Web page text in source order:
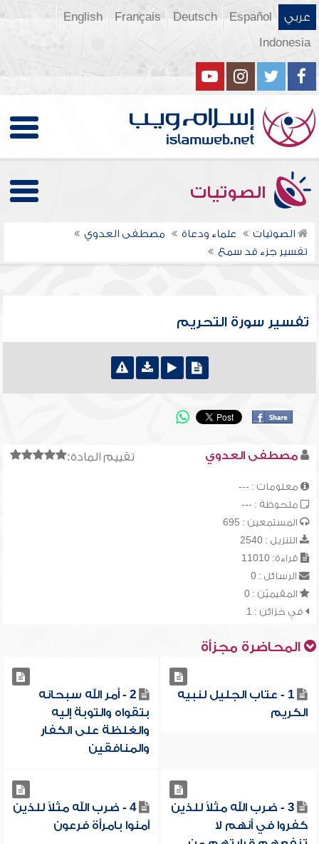
عربي Español
Deutsch
Français
English
Indonesia
الصوتيات
الصوتيات علماء ودعاة
مصطفى العدوي
تفسير جزء قد سمع
تفسير سورة التحريم
تقييم المادة: مصطفى العدوي
معلومات : ---
ملحوظة : ---
المستمعين : 695
التنزيل : 2540
قراءة: 11010
الرسائل : 0
المقيميّن : 0
في خزائن : 1
المحاضرة مجزأة
1 - عتاب الجليل لنبيه
الكريم
2 - أمر الله سبحانه
بتقواه والتوبة إليه
والغلظة على الكفار
والمنافقين
3 - ضرب الله مثلاً للذين
كفروا في أنهم لا
4 - ضرب الله مثلاً للذين
آمنوا بامرأة فرعون